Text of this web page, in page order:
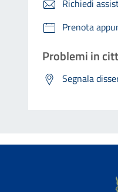
Richiedi
Prenota
Problemi in
Segnala